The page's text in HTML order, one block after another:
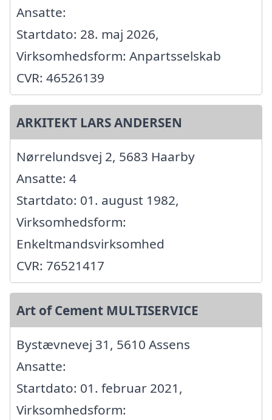
Ansatte:
Startdato: 28. maj 2026,
Virksomhedsform: Anpartsselskab
CVR: 46526139
ARKITEKT LARS ANDERSEN
Nørrelundsvej 2, 5683 Haarby
Ansatte: 4
Startdato: 01. august 1982,
Virksomhedsform:
Enkeltmandsvirksomhed
CVR: 76521417
Art of Cement MULTISERVICE
Bystævnevej 31, 5610 Assens
Ansatte:
Startdato: 01. februar 2021,
Virksomhedsform: